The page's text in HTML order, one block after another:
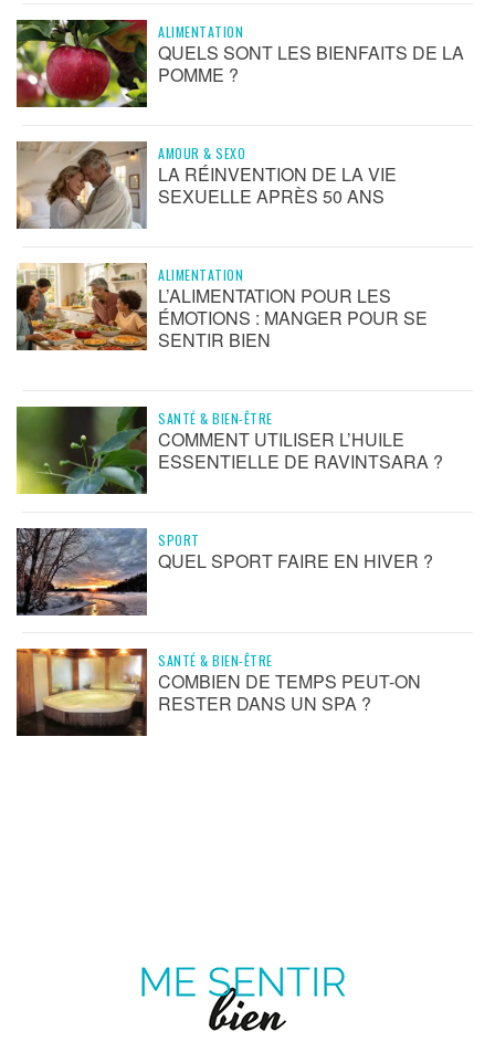
ALIMENTATION
QUELS SONT LES BIENFAITS DE LA
POMME ?
AMOUR & SEXO
LA RÉINVENTION DE LA VIE
SEXUELLE APRÈS 50 ANS
ALIMENTATION
L’ALIMENTATION POUR LES
ÉMOTIONS : MANGER POUR SE
SENTIR BIEN
SANTÉ & BIEN-ÊTRE
COMMENT UTILISER L’HUILE
ESSENTIELLE DE RAVINTSARA ?
SPORT
QUEL SPORT FAIRE EN HIVER ?
SANTÉ & BIEN-ÊTRE
COMBIEN DE TEMPS PEUT-ON
RESTER DANS UN SPA ?